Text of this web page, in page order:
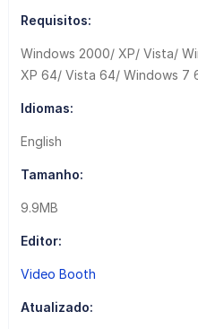
Requisitos:
Windows 2000/ XP/ Vista/
XP 64/ Vista 64/ Windows 7
Idiomas:
English
Tamanho:
9.9MB
Editor:
Video Booth
Atualizado: